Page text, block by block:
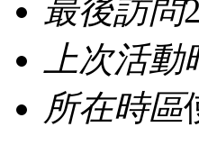
最後訪問
上次活動
所在時區